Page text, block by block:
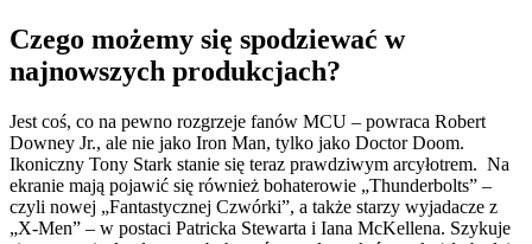
Czego możemy się spodziewać w
najnowszych produkcjach?
Jest coś, co na pewno rozgrzeje fanów MCU – powraca Robert
Downey Jr., ale nie jako Iron Man, tylko jako Doctor Doom.
Ikoniczny Tony Stark stanie się teraz prawdziwym arcyłotrem. Na
ekranie mają pojawić się również bohaterowie „Thunderbolts” –
czyli nowej „Fantastycznej Czwórki”, a także starzy wyjadacze z
„X-Men” – w postaci Patricka Stewarta i Iana McKellena. Szykuje